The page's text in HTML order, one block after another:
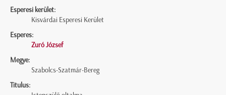
Esperesi kerület:
Kisvárdai Esperesi Kerület
Esperes:
Zuró József
Megye:
Szabolcs-Szatmár-Bereg
Titulus: